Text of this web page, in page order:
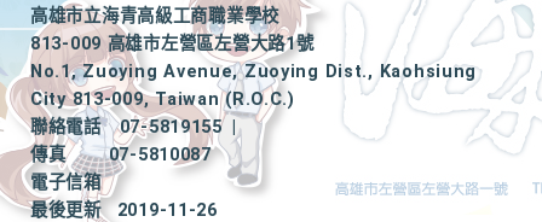
高雄市立海青高級工商職業學校
813-009 高雄市左營區左營大路1號
No.1, Zuoying Avenue, Zuoying Dist., Kaohsiung
City 813-009, Taiwan (R.O.C.)
聯絡電話
07-5819155
|
傳真
07-5810087
電子信箱
最後更新
2019-11-26